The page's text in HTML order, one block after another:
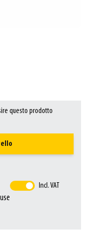
questo prodotto
Incl. VAT